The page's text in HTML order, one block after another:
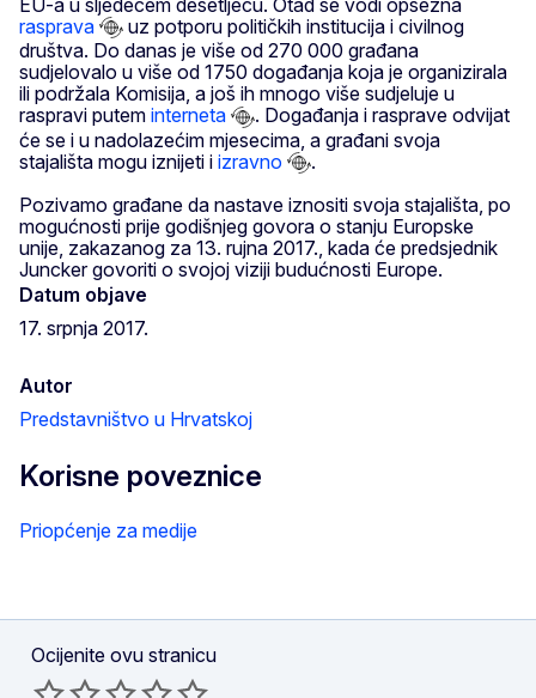
rasprava
uz potporu političkih institucija i civilnog
društva. Do danas je više od 270 000 građana
sudjelovalo u više od 1750 događanja koja je organizirala
ili podržala Komisija, a još ih mnogo više sudjeluje u
raspravi putem interneta
. Događanja i rasprave odvijat
će se i u nadolazećim mjesecima, a građani svoja
stajališta mogu iznijeti i izravno
.
Pozivamo građane da nastave iznositi svoja stajališta, po
mogućnosti prije godišnjeg govora o stanju Europske
unije, zakazanog za 13. rujna 2017., kada će predsjednik
Juncker govoriti o svojoj viziji budućnosti Europe.
Datum objave
17. srpnja 2017.
Autor
Predstavništvo u Hrvatskoj
Korisne poveznice
Priopćenje za medije
Ocijenite ovu stranicu